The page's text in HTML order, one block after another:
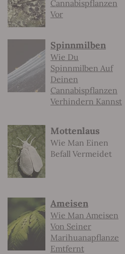
Cannabispflanzen
Vor
Spinnmilben
Wie Du
Spinnmilben Auf
Deinen
Cannabispflanzen
Verhindern Kannst
Mottenlaus
Wie Man Einen
Befall Vermeidet
Ameisen
Wie Man Ameisen
Von Seiner
Marihuanapflanze
Emtfernt